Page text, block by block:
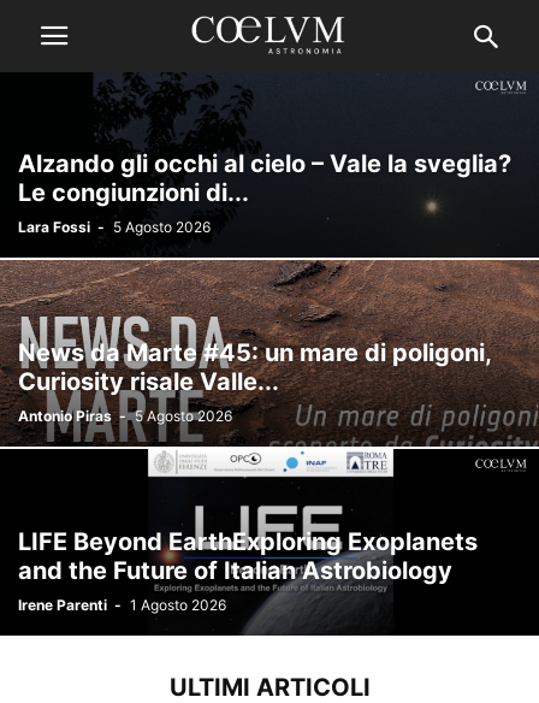
Alzando gli occhi al cielo – Vale la sveglia?
Le congiunzioni di...
Lara Fossi - 5 Agosto 2026
News da Marte #45: un mare di poligoni,
Curiosity risale Valle...
Antonio Piras - 5 Agosto 2026
LIFE Beyond EarthExploring Exoplanets
and the Future of Italian Astrobiology
Irene Parenti - 1 Agosto 2026
ULTIMI ARTICOLI